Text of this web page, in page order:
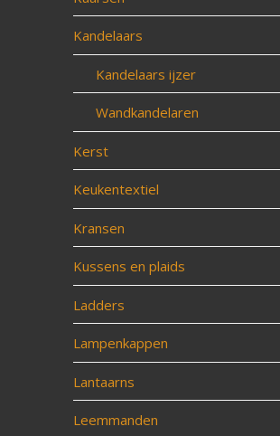
Kandelaars
Kandelaars ijzer
Wandkandelaren
Kerst
Keukentextiel
Kransen
Kussens en plaids
Ladders
Lampenkappen
Lantaarns
Leemmanden